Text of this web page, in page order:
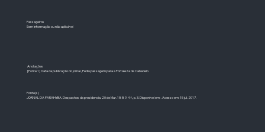
Passageiros
Sem informação ou não aplicável
Anotações
[Fonte 1] Data da publicação do jornal., Pediu passagem para a Fortaleza de Cabedelo.
Fonte(s)
JORNAL DA PARAHYBA. Despachos da presidencia. 20 de Mar. 1889. 4 f., p. 3. Disponível em: . Acesso em: 15 jul. 2017.